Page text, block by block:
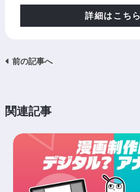
詳細はこちら
前の記事へ
関連記事